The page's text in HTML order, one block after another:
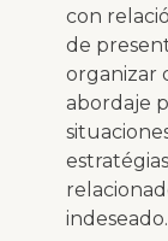
con
de
organizar
abordaje
indeseado.